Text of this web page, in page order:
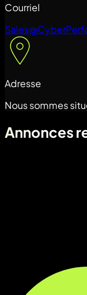
Courriel
Adresse
Nous sommes
Annonces